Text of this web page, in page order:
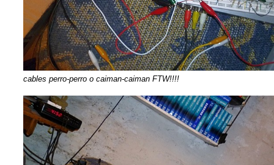
cables perro-perro o caiman-caiman FTW!!!!